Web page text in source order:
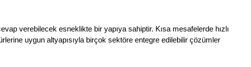
verebilecek esneklikte bir yapıya sahiptir. Kısa mesafelerde hızlı
uygun altyapısıyla birçok sektöre entegre edilebilir çözümler